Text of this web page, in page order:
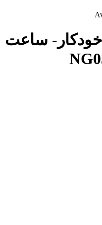
ساعت